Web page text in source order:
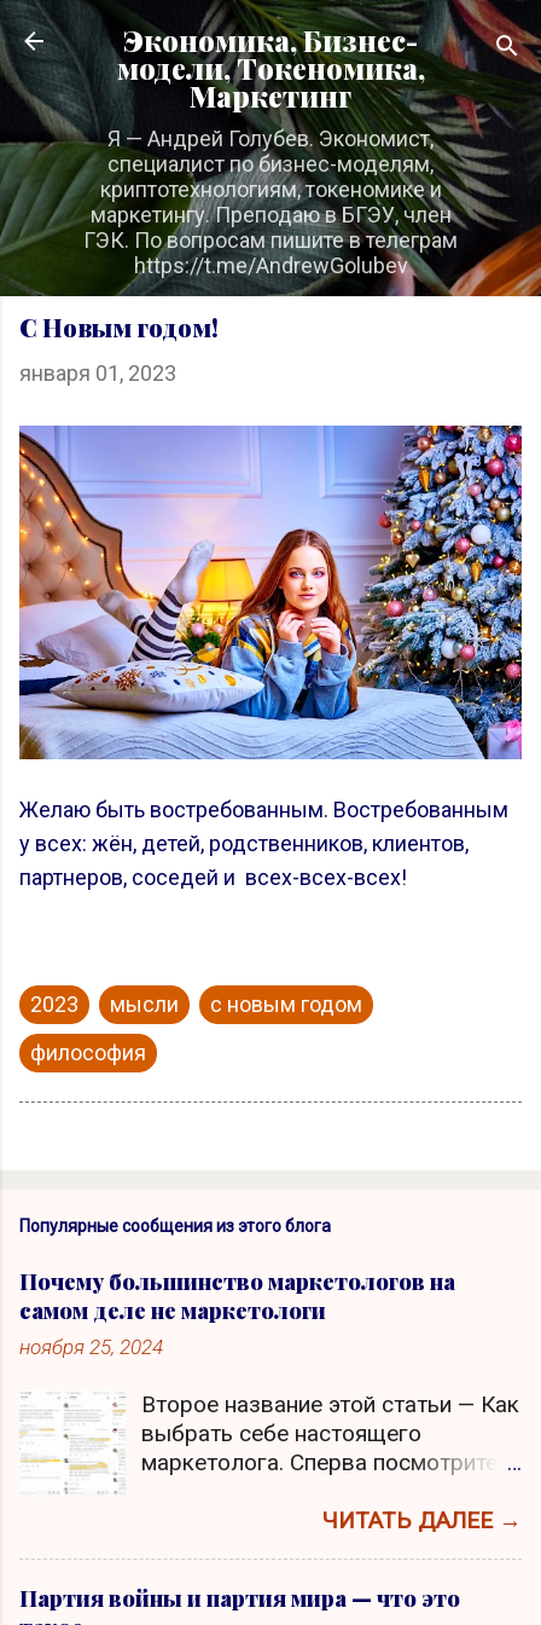
К основному контенту
Экономика, Бизнес-
модели, Токеномика,
Маркетинг
Я — Андрей Голубев. Экономист,
специалист по бизнес-моделям,
криптотехнологиям, токеномике и
маркетингу. Преподаю в БГЭУ, член
ГЭК. По вопросам пишите в телеграм
https://t.me/AndrewGolubev
С Новым годом!
января 01, 2023
Желаю быть востребованным. Востребованным
у всех: жён, детей, родственников, клиентов,
партнеров, соседей и всех-всех-всех!
2023 мысли
с новым годом
философия
Популярные сообщения из этого блога
Почему большинство маркетологов на
самом деле не маркетологи
ноября 25, 2024
Второе название этой статьи — Как
выбрать себе настоящего
маркетолога. Сперва посмотрите
увеличения. Скажите, что не так в
левом скриншоте задается вопрос,
ЧИТАТЬ ДАЛЕЕ →
Партия войны и партия мира — что это